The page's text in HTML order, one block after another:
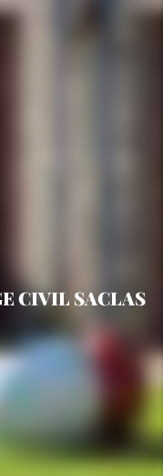
CIVIL SACLAS